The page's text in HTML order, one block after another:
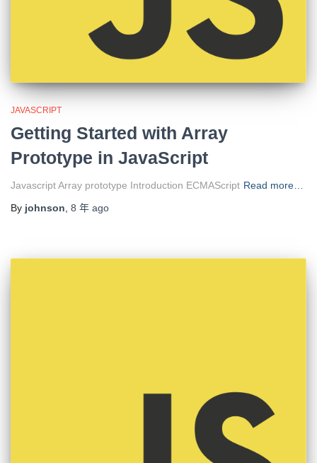
JAVASCRIPT
Getting Started with Array
Prototype in JavaScript
Javascript Array prototype Introduction ECMAScript Read more…
By johnson 8 年 ago